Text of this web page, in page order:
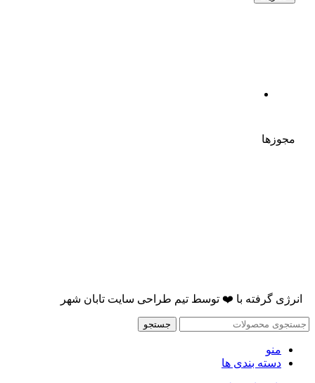
مجوزها
انرژی گرفته با ❤️ توسط تیم طراحی سایت تابان شهر
جستجو
منو
دسته بندی ها